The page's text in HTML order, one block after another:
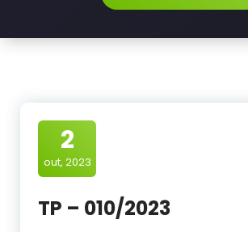
2
out, 2023
TP – 010/2023